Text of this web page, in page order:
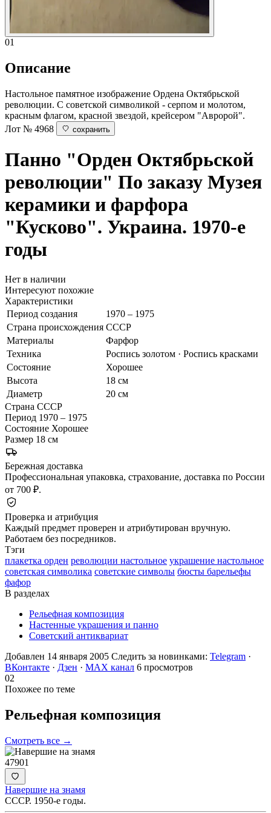
01
Описание
Настольное памятное изображение Ордена Октябрьской
революции. С советской символикой - серпом и молотом,
красным флагом, красной звездой, крейсером "Авророй".
Лот № 4968
сохранить
Панно "Орден Октябрьской
революции" По заказу Музея
керамики и фарфора
"Кусково". Украина. 1970-е
годы
Нет в наличии
Интересуют похожие
Характеристики
Период создания
1970 – 1975
Страна происхождения СССР
Материалы
Фарфор
Техника
Роспись золотом · Роспись красками
Состояние
Хорошее
Высота
18 см
Диаметр
20 см
Страна СССР
Период 1970 – 1975
Состояние Хорошее
Размер 18 см
Бережная доставка
Профессиональная упаковка, страхование, доставка по России
от 700 ₽.
Проверка и атрибуция
Каждый предмет проверен и атрибутирован вручную.
Работаем без посредников.
Тэги
плакетка орден революции настольное украшение настольное
советская символика советские символы бюсты барельефы
фафор
В разделах
Рельефная композиция
Настенные украшения и панно
Советский антиквариат
Добавлен 14 января 2005 Следить за новинками: Telegram ·
ВКонтакте · Дзен · MAX канал 6 просмотров
02
Похожее по теме
Рельефная композиция
Смотреть все →
47901
Навершие на знамя
СССР. 1950-е годы.